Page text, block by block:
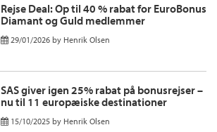
Rejse Deal: Op til 40 % rabat for EuroBonus
Diamant og Guld medlemmer
29/01/2026 by Henrik Olsen
SAS giver igen 25% rabat på bonusrejser –
nu til 11 europæiske destinationer
15/10/2025 by Henrik Olsen